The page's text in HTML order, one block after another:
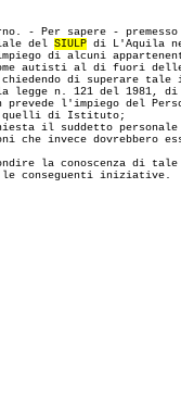
- Per sapere - premesso
del SIULP di L'Aquila
di alcuni
autisti al di fuori delle
di superare
legge n. 121 del 1981,
prevede l'impiego del
quelli di Istituto;
il suddetto personale
che invece dovrebbero
la conoscenza di tale
le conseguenti iniziative.